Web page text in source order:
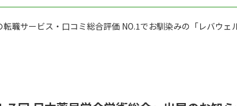
転職サービス・口コミ総合評価 NO.1でお馴染みの「レバウ